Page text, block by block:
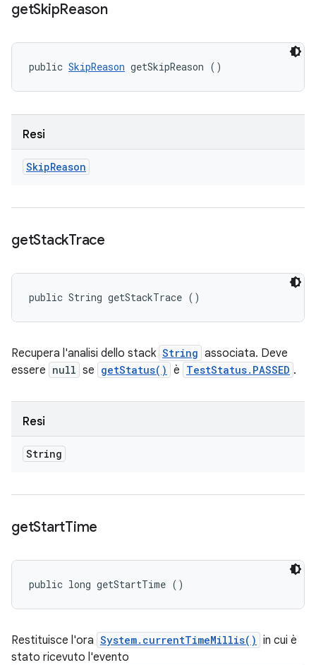
getSkipReason
public SkipReason getSkipReason ()
Resi
SkipReason
getStackTrace
public String getStackTrace ()
Recupera l'analisi dello stack String associata. Deve
essere null se getStatus() è TestStatus.PASSED .
Resi
String
getStartTime
public long getStartTime ()
Restituisce l'ora System.currentTimeMillis() in cui è
stato ricevuto l'evento